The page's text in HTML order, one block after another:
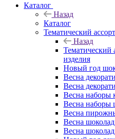
Каталог
Назад
Каталог
Тематический
Назад
Тематический
изделия
Новый год
Весна
Весна
Весна наборы
Весна наборы
Весна
Весна
Весна